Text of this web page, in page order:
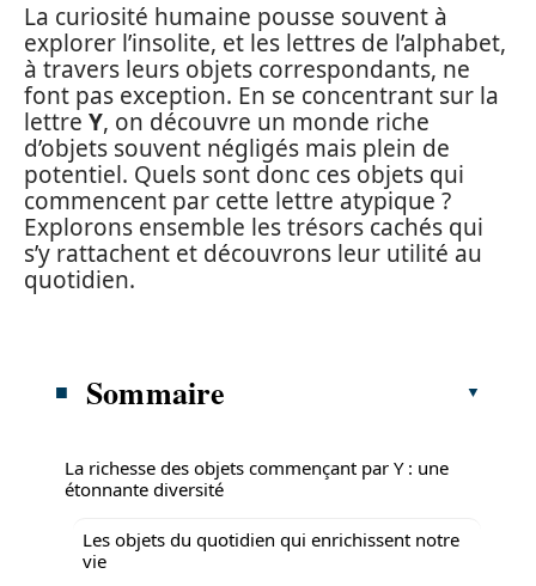
La curiosité humaine pousse souvent à
explorer l’insolite, et les lettres de l’alphabet,
à travers leurs objets correspondants, ne
font pas exception. En se concentrant sur la
lettre Y, on découvre un monde riche
d’objets souvent négligés mais plein de
potentiel. Quels sont donc ces objets qui
commencent par cette lettre atypique ?
Explorons ensemble les trésors cachés qui
s’y rattachent et découvrons leur utilité au
quotidien.
Sommaire
La richesse des objets commençant par Y : une
étonnante diversité
Les objets du quotidien qui enrichissent notre
vie